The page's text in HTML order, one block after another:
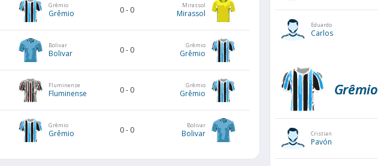
Grêmio
Grêmio 0- 0 Mirassol
Mirassol
Bolivar
Bolivar 0- 0 Grêmio
Grêmio
Fluminense
Fluminense 0- 0 Grêmio
Grêmio
Grêmio
Grêmio 0- 0 Bolivar
Bolivar
Eduardo
Carlos
Grêmio
Cristian
Pavón